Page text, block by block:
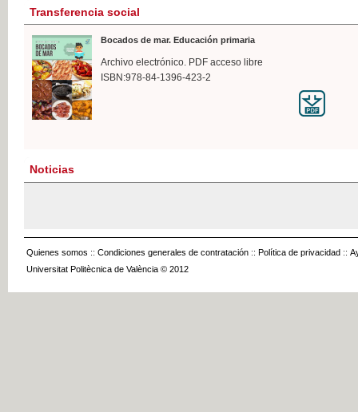
Transferencia social
Bocados de mar. Educación primaria
Archivo electrónico. PDF acceso libre
ISBN:978-84-1396-423-2
Noticias
Quienes somos :: Condiciones generales de contratación :: Política de privacidad ::
Universitat Politècnica de València © 2012